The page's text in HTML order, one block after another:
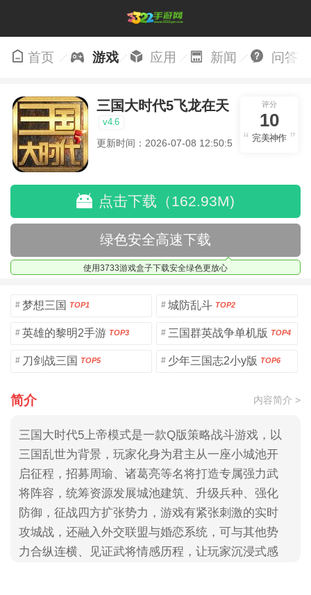
首页 游戏 应用 新闻 问答
三国大时代5飞龙在天
v4.6
更新时间：2026-07-08 12:50:52
评分
10
完美神作
点击下载（162.93M)
绿色安全高速下载
使用3733游戏盒子下载安全绿色更放心
# 梦想三国 TOP1 # 城防乱斗 TOP2
# 英雄的黎明2手游 TOP3 # 三国群英战争单机版 TOP4
# 刀剑战三国 TOP5 # 少年三国志2小y版 TOP6
简介 内容简介 >
三国大时代5上帝模式是一款Q版策略战斗游戏，以
三国乱世为背景，玩家化身为君主从一座小城池开
启征程，招募周瑜、诸葛亮等名将打造专属强力武
将阵容，统筹资源发展城池建筑、升级兵种、强化
防御，征战四方扩张势力，游戏有紧张刺激的实时
攻城战，还融入外交联盟与婚恋系统，可与其他势
力合纵连横、见证武将情感历程，让玩家沉浸式感